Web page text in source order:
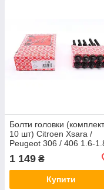
Болти головки (комплект
10 шт) Citroen Xsara /
Peugeot 306 / 406 1.6-
93-04 (M11x1.5x168)
758290
1 149 ₴
Купити